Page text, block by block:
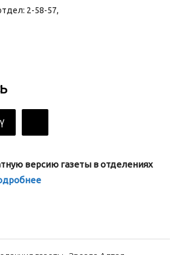
2-58-57,
версию газеты в отделениях